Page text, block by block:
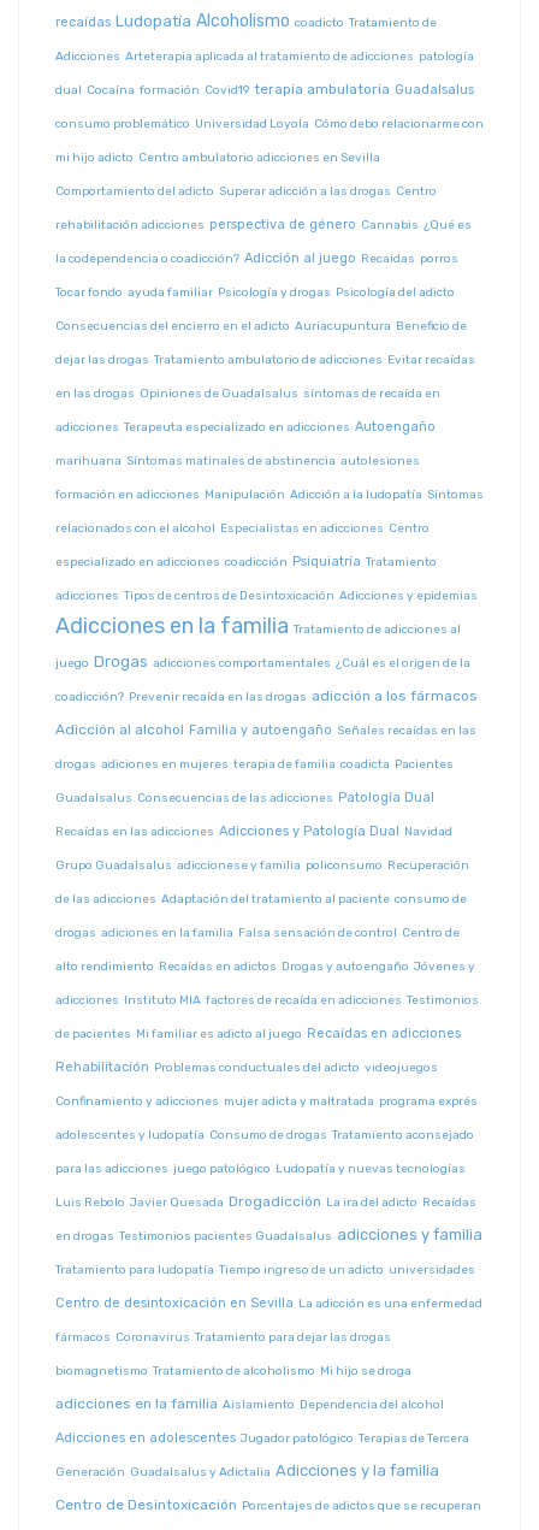
recaídas Ludopatía Alcoholismo coadicto Tratamiento de
Adicciones Arteterapia aplicada al tratamiento de adicciones patología
dual Cocaína formación Covid19 terapia ambulatoria Guadalsalus
consumo problemático Universidad Loyola Cómo debo relacionarme con
mi hijo adicto Centro ambulatorio adicciones en Sevilla
Comportamiento del adicto Superar adicción a las drogas Centro
rehabilitación adicciones perspectiva de género Cannabis ¿Qué es
la codependencia o coadicción? Adicción al juego Recaidas porros
Tocar fondo ayuda familiar Psicología y drogas Psicología del adicto
Consecuencias del encierro en el adicto Auriacupuntura Beneficio de
dejar las drogas Tratamiento ambulatorio de adicciones Evitar recaídas
en las drogas Opiniones de Guadalsalus síntomas de recaída en
adicciones Terapeuta especializado en adicciones Autoengaño
marihuana Síntomas matinales de abstinencia autolesiones
formación en adicciones Manipulación Adicción a la ludopatía Síntomas
relacionados con el alcohol Especialistas en adicciones Centro
especializado en adicciones coadicción Psiquiatría Tratamiento
adicciones Tipos de centros de Desintoxicación Adicciones y epidemias
Adicciones en la familia Tratamiento de adicciones al
juego Drogas adicciones comportamentales ¿Cuál es el origen de la
coadicción? Prevenir recaída en las drogas adicción a los fármacos
Adicción al alcohol Familia y autoengaño Señales recaídas en las
drogas adiciones en mujeres terapia de familia coadicta Pacientes
Guadalsalus Consecuencias de las adicciones Patología Dual
Recaídas en las adicciones Adicciones y Patología Dual Navidad
Grupo Guadalsalus adiccionese y familia policonsumo Recuperación
de las adicciones Adaptación del tratamiento al paciente consumo de
drogas adiciones en la familia Falsa sensación de control Centro de
alto rendimiento Recaídas en adictos Drogas y autoengaño Jóvenes y
adicciones Instituto MIA factores de recaída en adicciones Testimonios
de pacientes Mi familiar es adicto al juego Recaídas en adicciones
Rehabilitación Problemas conductuales del adicto videojuegos
Confinamiento y adicciones mujer adicta y maltratada programa exprés
adolescentes y ludopatía Consumo de drogas Tratamiento aconsejado
para las adicciones juego patológico Ludopatía y nuevas tecnologías
Luis Rebolo Javier Quesada Drogadicción La ira del adicto Recaídas
en drogas Testimonios pacientes Guadalsalus adicciones y familia
Tratamiento para ludopatía Tiempo ingreso de un adicto universidades
Centro de desintoxicación en Sevilla La adicción es una enfermedad
fármacos Coronavirus Tratamiento para dejar las drogas
biomagnetismo Tratamiento de alcoholismo Mi hijo se droga
adicciones en la familia Aislamiento Dependencia del alcohol
Adicciones en adolescentes Jugador patológico Terapias de Tercera
Generación Guadalsalus y Adictalia Adicciones y la familia
Centro de Desintoxicación Porcentajes de adictos que se recuperan